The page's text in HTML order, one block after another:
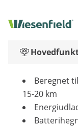
Beregnet
15-20 km